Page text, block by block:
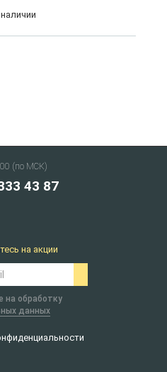
(по МСК)
43 87
на акции
на обработку
данных